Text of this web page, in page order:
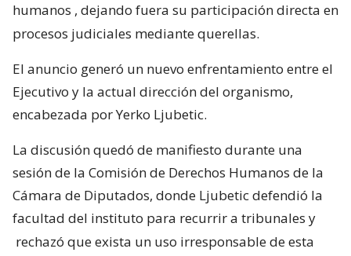
humanos , dejando fuera su participación directa en
procesos judiciales mediante querellas.
El anuncio generó un nuevo enfrentamiento entre el
Ejecutivo y la actual dirección del organismo,
encabezada por Yerko Ljubetic.
La discusión quedó de manifiesto durante una
sesión de la Comisión de Derechos Humanos de la
Cámara de Diputados, donde Ljubetic defendió la
facultad del instituto para recurrir a tribunales y
rechazó que exista un uso irresponsable de esta